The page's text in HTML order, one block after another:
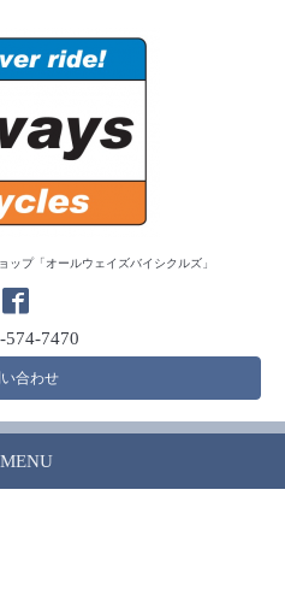
ップ「オールウェイズバイシクルズ」
574-7470
合わせ